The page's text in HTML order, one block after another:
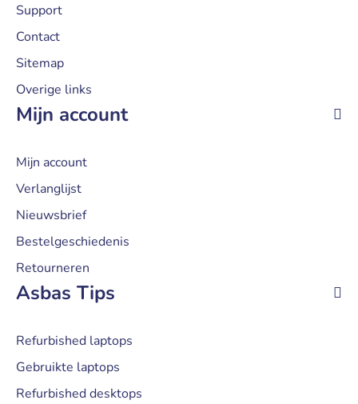
Support
Contact
Sitemap
Overige links
Mijn account
Mijn account
Verlanglijst
Nieuwsbrief
Bestelgeschiedenis
Retourneren
Asbas Tips
Refurbished laptops
Gebruikte laptops
Refurbished desktops